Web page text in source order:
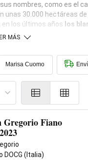
nombres, como es el
30.000 hectáreas
en los últimos años los
MÁS
Marisa Cuomo
Gregorio Fiano
DOCG (Italia)